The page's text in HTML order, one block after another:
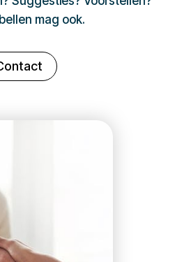
mag ook.